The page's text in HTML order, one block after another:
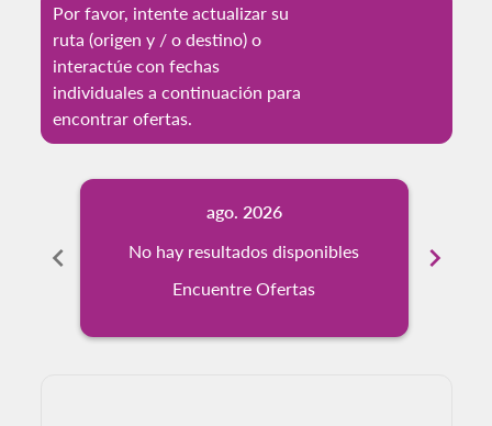
Por favor, intente actualizar su
ruta (origen y / o destino) o
interactúe con fechas
individuales a continuación para
encontrar ofertas.
chevron_left
ago. 2026
No hay resultados disponibles
Encuentre Ofertas
chevron_right